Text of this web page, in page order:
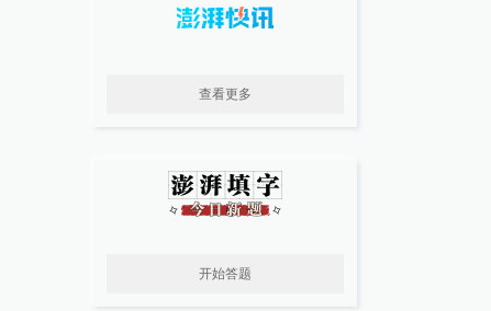
查看更多
开始答题